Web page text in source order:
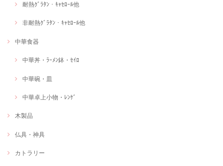
耐熱ｸﾞﾗﾀﾝ・ｷｬｾﾛｰﾙ他
非耐熱ｸﾞﾗﾀﾝ・ｷｬｾﾛｰﾙ他
中華食器
中華丼・ﾗｰﾒﾝ鉢・ｾｲﾛ
中華碗・皿
中華卓上小物・ﾚﾝｹﾞ
木製品
仏具・神具
カトラリー